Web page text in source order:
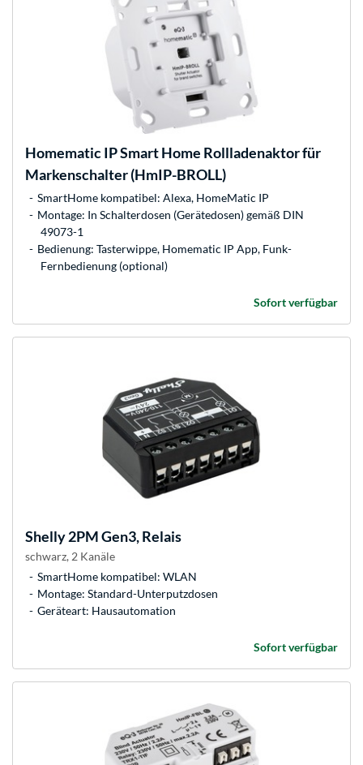
Homematic IPSmart Home Rollladenaktor für
Markenschalter (HmIP-BROLL)
SmartHome kompatibel: Alexa, HomeMatic IP
Montage: In Schalterdosen (Gerätedosen) gemäß DIN
49073-1
Bedienung: Tasterwippe, Homematic IP App, Funk-
Fernbedienung (optional)
Sofort verfügbar
Shelly2PM Gen3, Relais
schwarz, 2 Kanäle
SmartHome kompatibel: WLAN
Montage: Standard-Unterputzdosen
Geräteart: Hausautomation
Sofort verfügbar